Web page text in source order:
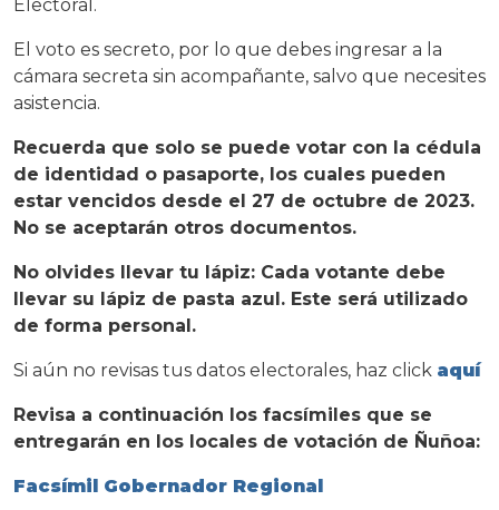
Electoral.
El voto es secreto, por lo que debes ingresar a la
cámara secreta sin acompañante, salvo que necesites
asistencia.
Recuerda que solo se puede votar con la cédula
de identidad o pasaporte, los cuales pueden
estar vencidos desde el 27 de octubre de 2023.
No se aceptarán otros documentos.
No olvides llevar tu lápiz: Cada votante debe
llevar su lápiz de pasta azul. Este será utilizado
de forma personal.
Si aún no revisas tus datos electorales, haz click aquí
Revisa a continuación los facsímiles que se
entregarán en los locales de votación de Ñuñoa:
Facsímil Gobernador Regional